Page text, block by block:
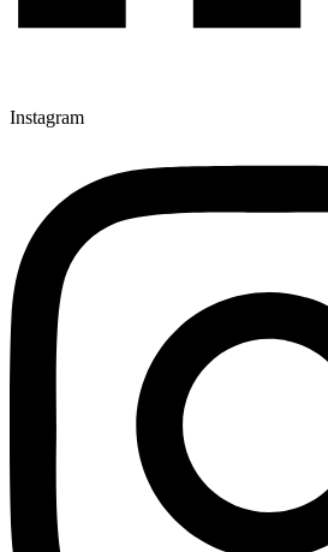
Instagram